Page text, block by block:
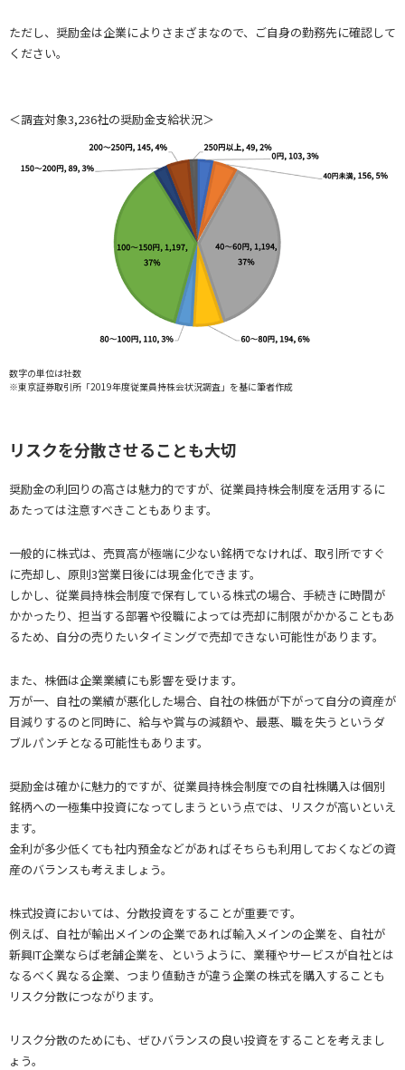
ただし、奨励金は企業によりさまざまなので、ご自身の勤務先に確認して
ください。
＜調査対象3,236社の奨励金支給状況＞
数字の単位は社数
※東京証券取引所「2019年度従業員持株会状況調査」を基に筆者作成
リスクを分散させることも大切
奨励金の利回りの高さは魅力的ですが、従業員持株会制度を活用するに
あたっては注意すべきこともあります。
一般的に株式は、売買高が極端に少ない銘柄でなければ、取引所ですぐ
に売却し、原則3営業日後には現金化できます。
しかし、従業員持株会制度で保有している株式の場合、手続きに時間が
かかったり、担当する部署や役職によっては売却に制限がかかることもあ
るため、自分の売りたいタイミングで売却できない可能性があります。
また、株価は企業業績にも影響を受けます。
万が一、自社の業績が悪化した場合、自社の株価が下がって自分の資産が
目減りするのと同時に、給与や賞与の減額や、最悪、職を失うというダ
ブルパンチとなる可能性もあります。
奨励金は確かに魅力的ですが、従業員持株会制度での自社株購入は個別
銘柄への一極集中投資になってしまうという点では、リスクが高いといえ
ます。
金利が多少低くても社内預金などがあればそちらも利用しておくなどの資
産のバランスも考えましょう。
株式投資においては、分散投資をすることが重要です。
例えば、自社が輸出メインの企業であれば輸入メインの企業を、自社が
新興IT企業ならば老舗企業を、というように、業種やサービスが自社とは
なるべく異なる企業、つまり値動きが違う企業の株式を購入することも
リスク分散につながります。
リスク分散のためにも、ぜひバランスの良い投資をすることを考えまし
ょう。